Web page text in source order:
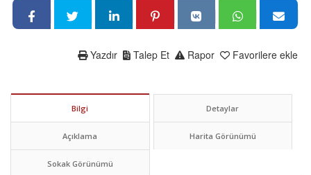
Favorilere ekle
Rapor
Talep Et
Yazdır
Bilgi Detaylar
Açıklama Harita Görünümü
Sokak Görünümü